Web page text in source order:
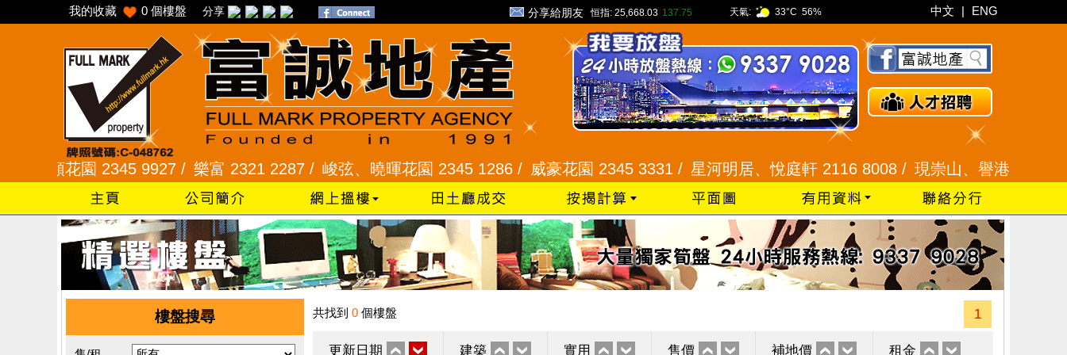
我的收藏 0 個樓盤 分享 分享給朋友 恒指: 25,668.03 137.75 天氣: 33°C 56% 中文 | ENG
頣花園 2345 9927 /樂富 2321 2287 /峻弦、曉暉花園 2345 1286 /威豪花園 2345 3331 /星河明居、悅庭軒 2116 8008 /現崇山、譽港灣 2345
樓盤搜尋 共找到 0 個樓盤 1
更新日期 建築 實用 售價 補地價 租金